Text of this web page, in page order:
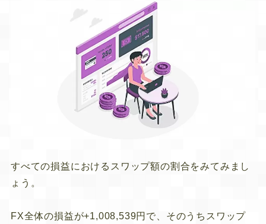
すべての損益におけるスワップ額の割合をみてみまし
ょう。
FX全体の損益が+1,008,539円で、そのうちスワップ